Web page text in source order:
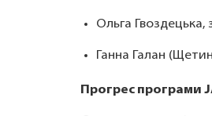
Ольга
Ганна Галан
Прогрес програми